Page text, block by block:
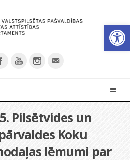
Pilsētvides un
Koku
lēmumi par